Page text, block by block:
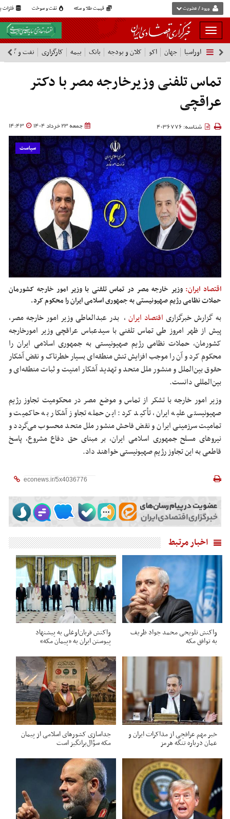
قیمت طلا و سکه نفت و سوخت فلزات ورود / عضویت
بار
و
بسته
نمودن
فهرست
اوراسیا جهان اکو کلان و بودجه بانک بیمه کارگزاری نفت و گاز
تماس تلفنی وزیرخارجه مصر با دکتر
عراقچی
جمعه 23 خرداد 1404 14:43 شناسه: 4036776
سیاست
اقتصاد ایران: وزیر خارجه مصر در تماس تلفنی با وزیر امور خارجه کشورمان
حملات نظامی رژیم صهیونیستی به جمهوری اسلامی ایران را محکوم کرد.
به گزارش خبرگزاریاقتصاد ایران، بدر عبدالعاطیوزیر امور خارجه مصر،
پیش از ظهر امروز طی تماس تلفنی با سیدعباس عراقچی وزیر امورخارجه
کشورمان، حملات نظامی رژیم صهیونیستی به جمهوری اسلامی ایران را
محکوم کرد و آن را موجب افزایش تنش منطقه‌ای بسیار خطرناک و نقض آشکار
حقوق بین‌الملل و منشور ملل متحد و تهدید آشکار امنیت و ثبات منطقه‌ای و
بین‌المللی دانست.
وزیر امور خارجه با تشکر از تماس و موضع مصر در محکومیت تجاوز رژیم
صهیونیستی علیه ایران، تأکید کرد: این حمله تجاوز آشکار به حاکمیت و
تمامیت سرزمینی ایران و نقض فاحش منشور ملل متحد محسوب می‌گردد و
نیروهای مسلح جمهوری اسلامی ایران، بر مبنای حق دفاع مشروع، پاسخ
قاطعی به این تجاوز رژیم صهیونیستی خواهند داد.
اخبار مرتبط
واکنش تلویحی محمد جواد ظریف
به توافق مکه
واکنش قربان‌اوغلی به پیشنهاد
پیوستن ایران به «پیمان مکه»
خبر مهم عراقچی از مذاکرات ایران و
عمان درباره تنگه هرمز
جداسازی کشورهای اسلامی از پیمان
مکه سؤال‌برانگیز است